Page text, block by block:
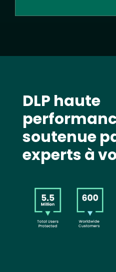
DLP haute
soutenue
experts à
Image